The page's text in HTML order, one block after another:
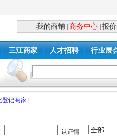
我的商铺 商务中心 |报
三江商家 人才招聘 行业展
登记商家]
认证情